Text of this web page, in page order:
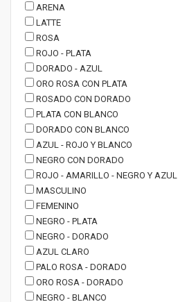
ARENA
LATTE
ROSA
ROJO - PLATA
DORADO - AZUL
ORO ROSA CON PLATA
ROSADO CON DORADO
PLATA CON BLANCO
DORADO CON BLANCO
AZUL - ROJO Y BLANCO
NEGRO CON DORADO
ROJO - AMARILLO - NEGRO Y AZUL
MASCULINO
FEMENINO
NEGRO - PLATA
NEGRO - DORADO
AZUL CLARO
PALO ROSA - DORADO
ORO ROSA - DORADO
NEGRO - BLANCO